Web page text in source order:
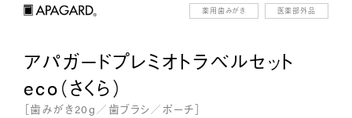
薬用歯みがき 医薬部外品
アパガードプレミオトラベルセット
eco（さくら）
［歯みがき20g／歯ブラシ／ポーチ］